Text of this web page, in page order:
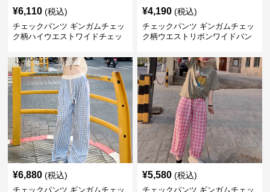
¥6,110 (税込)
チェックパンツ ギンガムチェッ
ク柄ハイウエストワイドチェッ
¥4,190 (税込)
チェックパンツ ギンガムチェッ
ク柄ウエストリボンワイドパン
¥6,880 (税込)
チェックパンツ ギンガムチェッ
¥5,580 (税込)
チェックパンツ ギンガムチェッ